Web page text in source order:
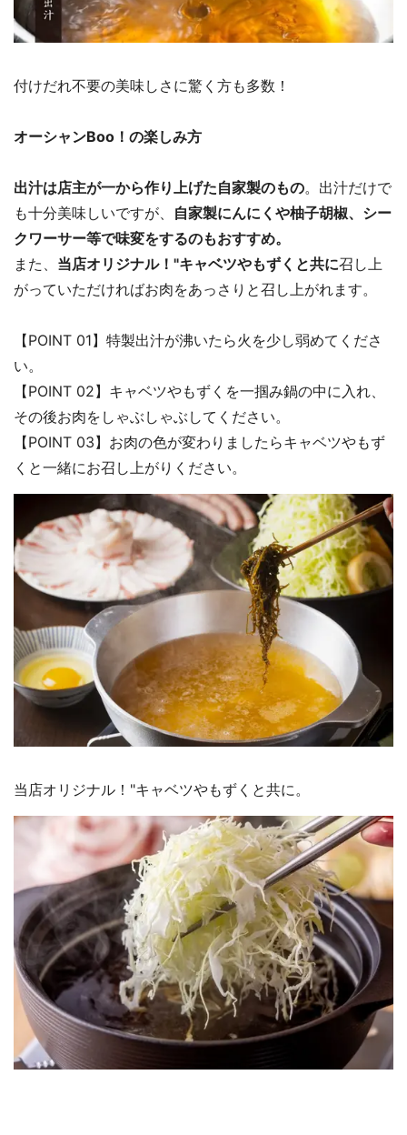
付けだれ不要の美味しさに驚く方も多数！
オーシャンBoo！の楽しみ方
出汁は店主が一から作り上げた自家製のもの。出汁だけで
も十分美味しいですが、 自家製にんにくや柚子胡椒、シー
クワーサー等で味変をするのもおすすめ。
また、 当店オリジナル！"キャベツやもずくと共に召し上
がっていただければお肉をあっさりと召し上がれます。
【POINT 01】特製出汁が沸いたら火を少し弱めてくださ
い。
【POINT 02】キャベツやもずくを一掴み鍋の中に入れ、
その後お肉をしゃぶしゃぶしてください。
【POINT 03】お肉の色が変わりましたらキャベツやもず
くと一緒にお召し上がりください。
当店オリジナル！"キャベツやもずくと共に。